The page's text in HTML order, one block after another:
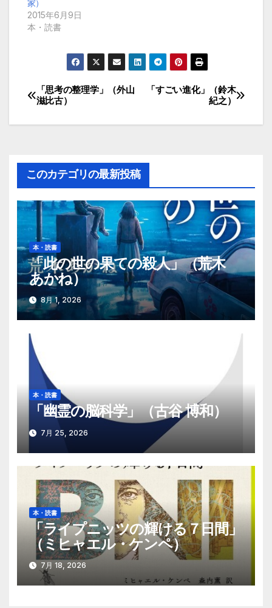
家）
2015年6月9日
本・読書
投
稿
ビ
ゲ
ー
シ
ョ
ン
「すごい進化」（鈴木
紀之）
「思考の整理学」（外山
滋比古）
このカテゴリの最新投稿
本・読書
「此の世の果ての殺人」（荒木
あかね）
8月 1, 2026
本・読書
「幽霊の脳科学」（古谷 博和）
7月 25, 2026
本・読書
「ライプニッツの輝ける７日間」
（ミヒャエル・ケンペ）
7月 18, 2026